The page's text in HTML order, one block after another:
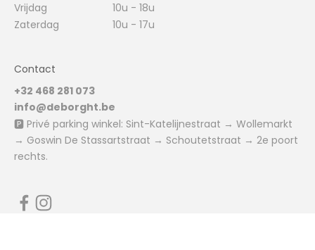
Vrijdag
10u - 18u
Zaterdag
10u - 17u
Contact
+32 468 281 073
info@deborght.be
🅿️ Privé parking winkel: Sint-Katelijnestraat → Wollemarkt
→ Goswin De Stassartstraat → Schoutetstraat → 2e poort
rechts.